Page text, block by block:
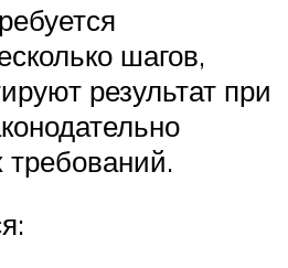
шагов,
результат при
требований.